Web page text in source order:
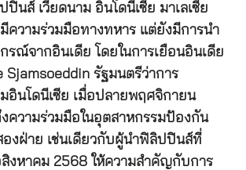
ปินส์ เวียดนาม อินโดนีเซีย มาเลเซีย
ความร่วมมือทางทหาร แต่ยังมีการนำ
รณ์จากอินเดีย โดยในการเยือนอินเดีย
Sjamsoeddin รัฐมนตรีว่าการ
อินโดนีเซีย เมื่อปลายพฤศจิกายน
ความร่วมมือในอุตสาหกรรมป้องกัน
องฝ่าย เช่นเดียวกับผู้นำฟิลิปปินส์ที่
สิงหาคม 2568 ให้ความสำคัญกับการ